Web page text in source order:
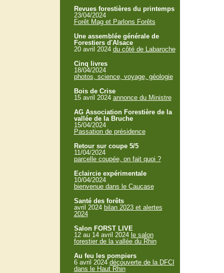
Revues forestières du printemps
23/04/2024
Forêt Mag et Parlons Forêts
Une assemblée générale de
Forestiers d'Alsace
20 avril 2024 du côté de Labaroche
Cinq livres
18/04/2024
photos, science, voyage, géologie
Bois de Crise
15 avril 2024 annonce du Ministre
AG Association Forestière de la
vallée de la Bruche
15/04/2024
Passation de présidence
Retour sur coupe 5/5
11/04/2024
parcelle coupée, on fait quoi ?
Eclaircie expérimentale
10/04/2024
bienvenue dans le Caucase
Santé des forêts
avril 2024 bilan 2023 et alertes
2024
Salon FORST LIVE
12 au 14 avril 2024 le salon
forestier de la vallée du Rhin
Au feu les pompiers
6 avril 2024 découverte de la DFCI
dans le Haut Rhin